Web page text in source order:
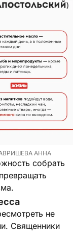
АННА
собрать
не
Священники